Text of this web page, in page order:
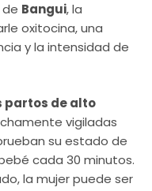
Bangui, la
oxitocina, una
y la intensidad de
partos de alto
vigiladas
su estado de
cada 30 minutos.
la mujer puede ser